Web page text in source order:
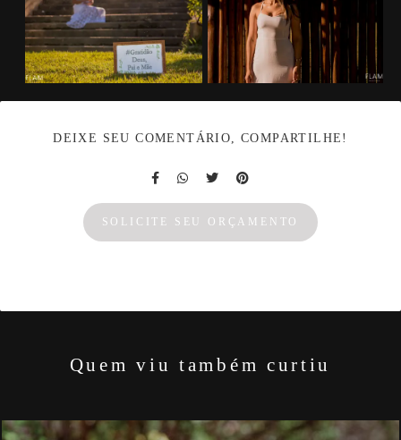
DEIXE SEU COMENTÁRIO, COMPARTILHE!
SOLICITE SEU ORÇAMENTO
Quem viu também curtiu